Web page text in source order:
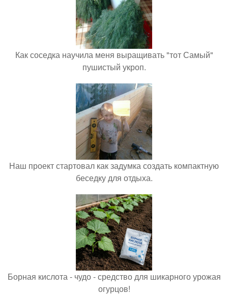
Как соседка научила меня выращивать "тот Самый"
пушистый укроп.
Наш проект стартовал как задумка создать компактную
беседку для отдыха.
Борная кислота - чудо - средство для шикарного урожая
огурцов!